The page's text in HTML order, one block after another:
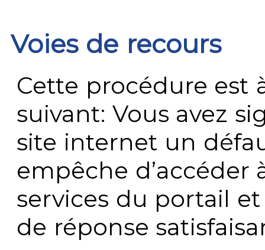
Voies de recours
Cette procédure est
suivant: Vous avez
site internet un
empêche
services du portail
de réponse